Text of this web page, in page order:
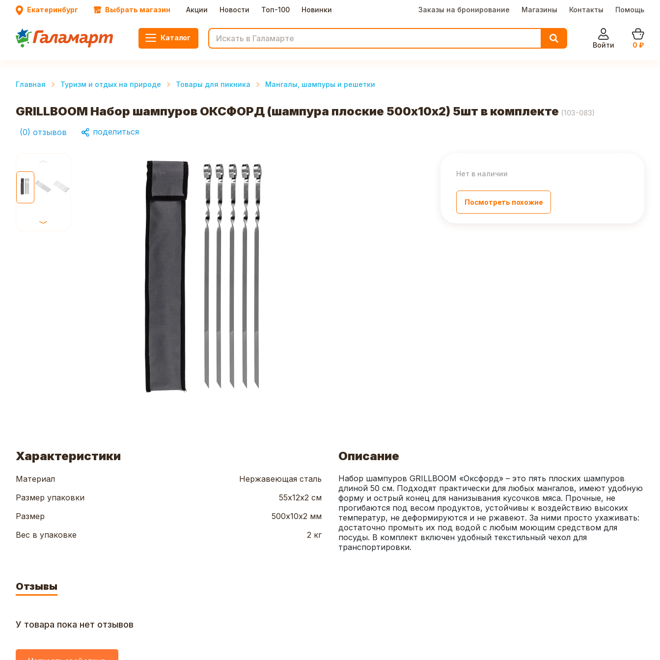
Екатеринбург Выбрать магазин Акции Новости Топ-100 Новинки Заказы на бронирование Магазины Контакты Помощь
Каталог
Войти
0 ₽
Главная Туризм и отдых на природе Товары для пикника Мангалы, шампуры и решетки
GRILLBOOM Набор шампуров ОКСФОРД (шампура плоские 500х10х2) 5шт в комплекте (103-083)
(0) отзывов поделиться
Нет в наличии
Посмотреть похожие
Характеристики
Материал
Нержавеющая сталь
Размер упаковки
55х12х2 см
Размер
500х10х2 мм
Вес в упаковке
2 кг
Описание
Набор шампуров GRILLBOOM «Оксфорд» – это пять плоских шампуров
длиной 50 см. Подходят практически для любых мангалов, имеют удобную
форму и острый конец для нанизывания кусочков мяса. Прочные, не
прогибаются под весом продуктов, устойчивы к воздействию высоких
температур, не деформируются и не ржавеют. За ними просто ухаживать:
достаточно промыть их под водой с любым моющим средством для
посуды. В комплект включен удобный текстильный чехол для
транспортировки.
Отзывы
У товара пока нет отзывов